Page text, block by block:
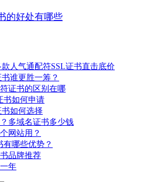
的好处有哪些
人气通配符SSL证书直击底价
谁更胜一筹？
证书的区别在哪
书如何申请
如何选择
多域名证书多少钱
网站用？
有哪些优势？
品牌推荐
年